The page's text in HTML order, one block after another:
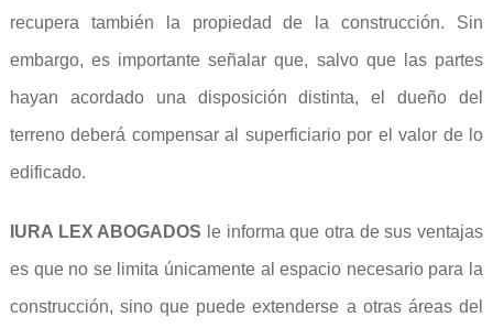
recupera también la propiedad de la construcción. Sin
embargo, es importante señalar que, salvo que las partes
hayan acordado una disposición distinta, el dueño del
terreno deberá compensar al superficiario por el valor de lo
edificado.
IURA LEX ABOGADOS le informa que otra de sus ventajas
es que no se limita únicamente al espacio necesario para la
construcción, sino que puede extenderse a otras áreas del